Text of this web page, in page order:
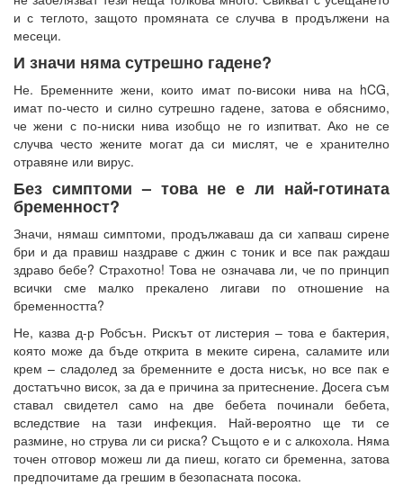
и с теглото, защото промяната се случва в продължени на
месеци.
И значи няма сутрешно гадене?
Не. Бременните жени, които имат по-високи нива на hCG,
имат по-често и силно сутрешно гадене, затова е обяснимо,
че жени с по-ниски нива изобщо не го изпитват. Ако не се
случва често жените могат да си мислят, че е хранително
отравяне или вирус.
Без симптоми – това не е ли най-готината
бременност?
Значи, нямаш симптоми, продължаваш да си хапваш сирене
бри и да правиш наздраве с джин с тоник и все пак раждаш
здраво бебе? Страхотно! Това не означава ли, че по принцип
всички сме малко прекалено лигави по отношение на
бременността?
Не, казва д-р Робсън. Рискът от листерия – това е бактерия,
която може да бъде открита в меките сирена, саламите или
крем – сладолед за бременните е доста нисък, но все пак е
достатъчно висок, за да е причина за притеснение. Досега съм
ставал свидетел само на две бебета починали бебета,
вследствие на тази инфекция. Най-вероятно ще ти се
размине, но струва ли си риска? Същото е и с алкохола. Няма
точен отговор можеш ли да пиеш, когато си бременна, затова
предпочитаме да грешим в безопасната посока.